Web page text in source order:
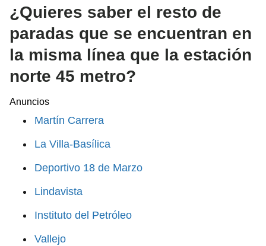
¿Quieres saber el resto de
paradas que se encuentran en
la misma línea que la estación
norte 45 metro?
Anuncios
Martín Carrera
La Villa-Basílica
Deportivo 18 de Marzo
Lindavista
Instituto del Petróleo
Vallejo